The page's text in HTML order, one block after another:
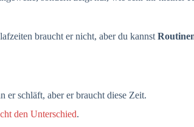
braucht er nicht, aber du kannst
er schläft, aber er braucht diese Zeit.
den Unterschied.